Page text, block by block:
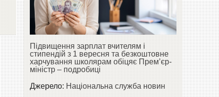
Підвищення зарплат вчителям і
стипендій з 1 вересня та безкоштовне
харчування школярам обіцяє Прем’єр-
міністр – подробиці
Джерело:Національна служба новин